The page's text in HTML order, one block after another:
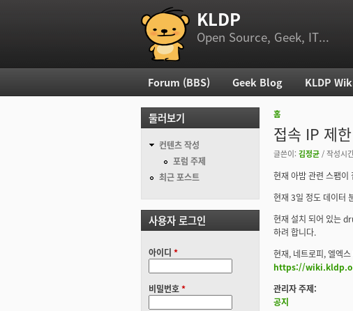
부 메뉴 KLDP
Open Source, Geek, IT...
현재 위치
홈
접속 IP 제
글쓴이: 김정균 / 작성시
현재 아밤 관련 스팸이
현재 3일 정도 데이터
현재 설치 되어 있는
하려 합니다.
현재, 네트로피, 엘엑
https://
관리자 주제:
공지
주 메뉴
Forum (BBS) Geek Blog KLDP
둘러보기
컨텐츠 작성
포럼 주제
최근 포스트
사용자 로그인
아이디 *
비밀번호*